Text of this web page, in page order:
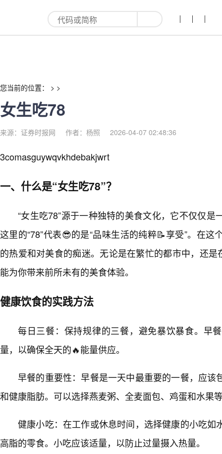
女生吃78-红利来
您当前的位置： > >
女生吃78
来源：证券时报网 作者：杨照 2026-04-07 02:48:36
3comasguywqvkhdebakjwrt
一、什么是“女生吃78”？
“女生吃78”源于一种独特的美食文化，它不仅仅
这里的“78”代表😎的是“品味生活的纯粹📝享受”。在
的热爱和对美食的痴迷。无论是在繁忙的都市中，还是
能为你带来前所未有的美食体验。
健康饮食的实践方法
每日三餐：保持规律的三餐，避免暴饮暴食。早
量，以确保全天的🔥能量供应。
早餐的重要性：早餐是一天中最重要的一餐，应该
和健康脂肪。可以选择燕麦粥、全麦面包、鸡蛋和水果
健康小吃：在工作或休息时间，选择健康的小吃如
高脂的零食。小吃应该适量，以防止过量摄入热量。